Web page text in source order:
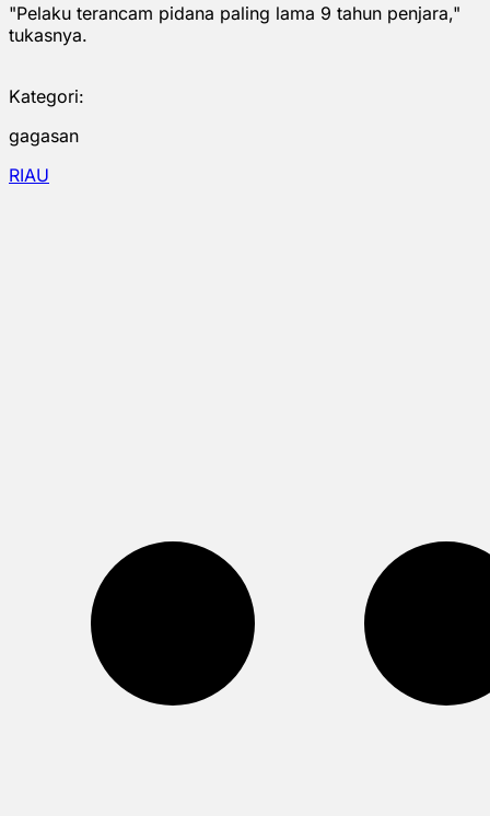
"Pelaku terancam pidana paling lama 9 tahun penjara,"
tukasnya.
Kategori:
gagasan
RIAU